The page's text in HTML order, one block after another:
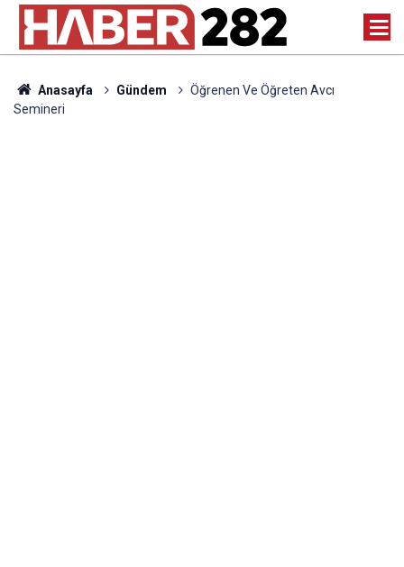
Anasayfa Gündem
Öğrenen Ve Öğreten Avcı
Semineri